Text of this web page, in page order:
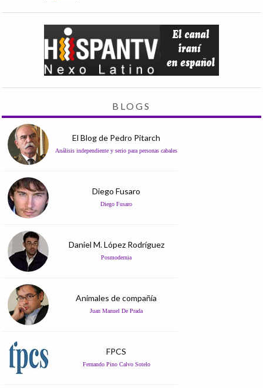
BLOGS
El Blog de Pedro Pitarch
Análisis independiente y serio para personas cabales
Diego Fusaro
Diego Fusaro
Daniel M. López Rodríguez
Posmodernia
Animales de compañía
Juan Manuel De Prada
FPCS
Fernando Pino Calvo Sotelo